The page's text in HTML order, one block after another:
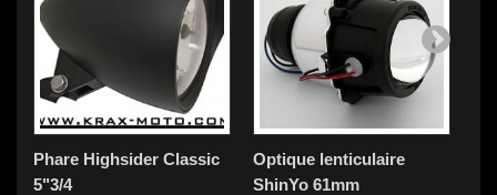
Phare Highsider Classic
5"3/4
Optique lenticulaire
ShinYo 61mm